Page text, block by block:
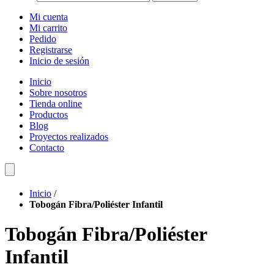
Mi cuenta
Mi carrito
Pedido
Registrarse
Inicio de sesión
Inicio
Sobre nosotros
Tienda online
Productos
Blog
Proyectos realizados
Contacto
Inicio /
Tobogán Fibra/Poliéster Infantil
Tobogán Fibra/Poliéster
Infantil